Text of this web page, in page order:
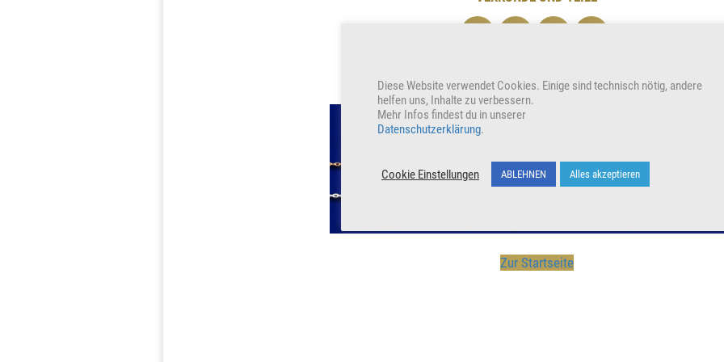
Zur Startseite
Diese Website verwendet Cookies. Einige sind technisch nötig, andere
helfen uns, Inhalte zu verbessern.
Mehr Infos findest du in unserer
Datenschutzerklärung.
Cookie Einstellungen ABLEHNEN Alles akzeptieren